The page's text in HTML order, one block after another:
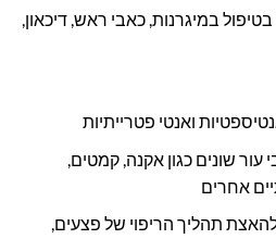
במיגרנות, כאבי ראש, דיכאון,
ואנטי פטרייתיות
שונים כגון אקנה, קמטים,
אחרים
תהליך הריפוי של פצעים,